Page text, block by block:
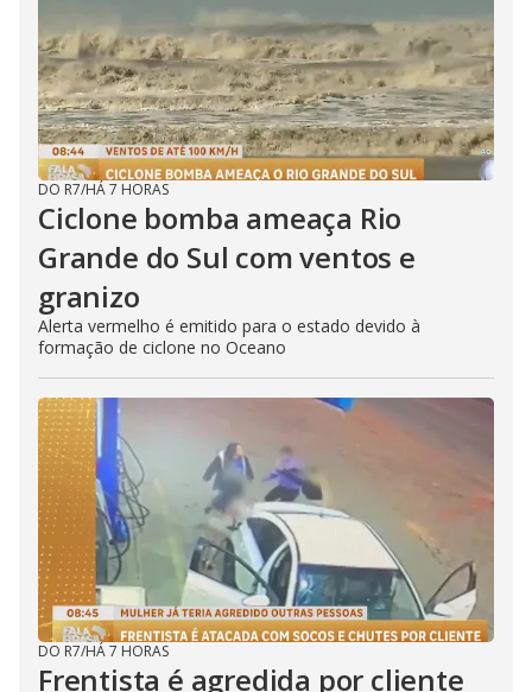
DO R7/HÁ 7 HORAS
Ciclone bomba ameaça Rio
Grande do Sul com ventos e
granizo
Alerta vermelho é emitido para o estado devido à
formação de ciclone no Oceano
DO R7/HÁ 7 HORAS
Frentista é agredida por cliente